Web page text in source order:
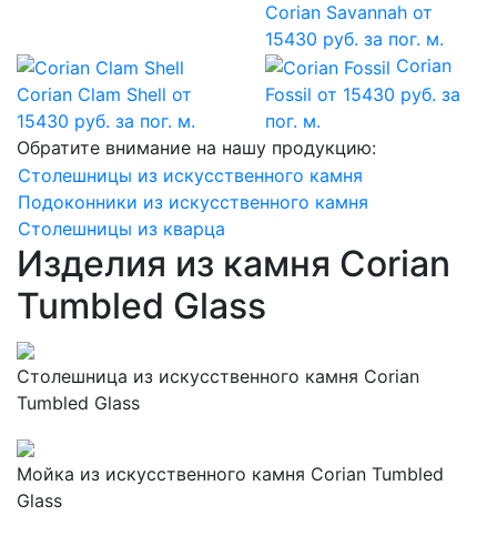
Corian Savannah от
15430 руб. за пог. м.
Corian Clam Shell от
15430 руб. за пог. м.
Corian
Fossil от 15430 руб. за
пог. м.
Обратите внимание на нашу продукцию:
Столешницы из искусственного камня
Подоконники из искусственного камня
Столешницы из кварца
Изделия из камня Corian
Tumbled Glass
Столешница из искусственного камня Corian
Tumbled Glass
Мойка из искусственного камня Corian Tumbled
Glass